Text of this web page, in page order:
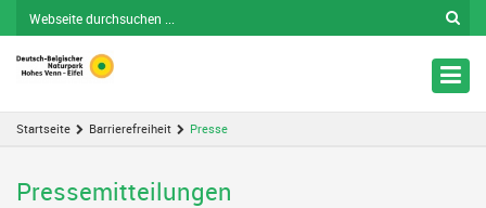
Startseite Barrierefreiheit Presse
Pressemitteilungen